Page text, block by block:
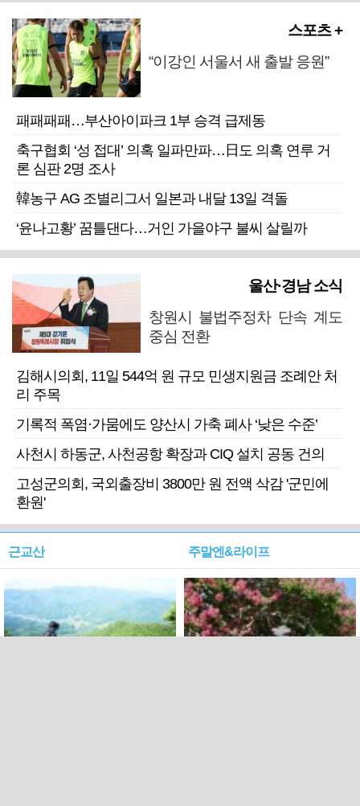
스포츠 +
“이강인 서울서 새 출발 응원”
패패패패…부산아이파크 1부 승격 급제동
축구협회 ‘성 접대’ 의혹 일파만파…日도 의혹 연루 거
론 심판 2명 조사
韓농구 AG 조별리그서 일본과 내달 13일 격돌
‘윤나고황’ 꿈틀댄다…거인 가을야구 불씨 살릴까
울산·경남 소식
창원시 불법주정차 단속 계도
중심 전환
김해시의회, 11일 544억 원 규모 민생지원금 조례안 처
리 주목
기록적 폭염·가뭄에도 양산시 가축 폐사 ‘낮은 수준’
사천시 하동군, 사천공항 확장과 CIQ 설치 공동 건의
고성군의회, 국외출장비 3800만 원 전액 삭감 '군민에
환원'
근교산 주말엔&라이프